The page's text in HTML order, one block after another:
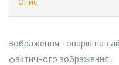
Зображення товарів на
фактичного зображення.